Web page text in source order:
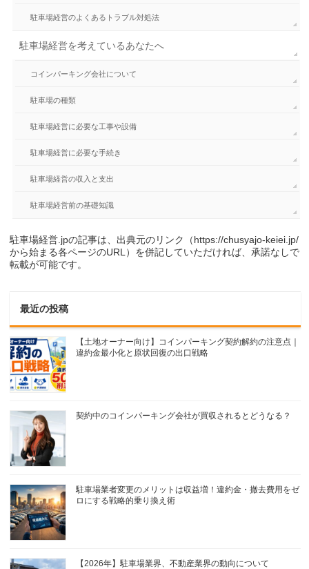
駐車場経営のよくあるトラブル対処法
駐車場経営を考えているあなたへ
コインパーキング会社について
駐車場の種類
駐車場経営に必要な工事や設備
駐車場経営に必要な手続き
駐車場経営の収入と支出
駐車場経営前の基礎知識
駐車場経営.jpの記事は、出典元のリンク（https://chusyajo-keiei.jp/
から始まる各ページのURL）を併記していただければ、承諾なしで
転載が可能です。
最近の投稿
【土地オーナー向け】コインパーキング契約解約の注意点｜
違約金最小化と原状回復の出口戦略
契約中のコインパーキング会社が買収されるとどうなる？
駐車場業者変更のメリットは収益増！違約金・撤去費用をゼ
ロにする戦略的乗り換え術
【2026年】駐車場業界、不動産業界の動向について